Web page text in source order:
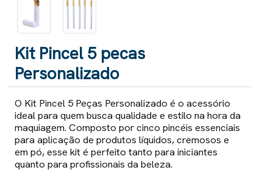
Kit Pincel 5 pecas
Personalizado
O Kit Pincel 5 Peças Personalizado é o acessório
ideal para quem busca qualidade e estilo na hora da
maquiagem. Composto por cinco pincéis essenciais
para aplicação de produtos líquidos, cremosos e
em pó, esse kit é perfeito tanto para iniciantes
quanto para profissionais da beleza.